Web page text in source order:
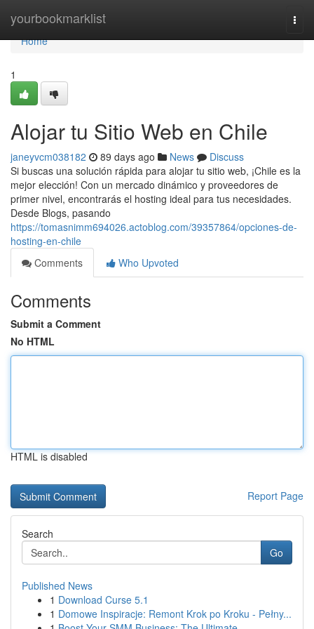
yourbookmarklist
Home
Home
1
Alojar tu Sitio Web en Chile
janeyvcm038182 89 days ago News
Discuss
Si buscas una solución rápida para alojar tu sitio web, ¡Chile es la
mejor elección! Con un mercado dinámico y proveedores de
primer nivel, encontrarás el hosting ideal para tus necesidades.
Desde Blogs, pasando
https://tomasnimm694026.actoblog.com/39357864/opciones-de-
hosting-en-chile
Comments
Who Upvoted
Comments
Submit a Comment
No HTML
HTML is disabled
Report Page
Search
Go
Published News
1 Download Curse 5.1
1 Domowe Inspiracje: Remont Krok po Kroku - Pełny...